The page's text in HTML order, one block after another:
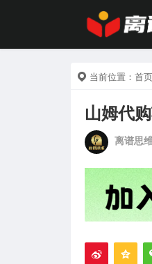
当前位置： 首页
山姆代
离谱思